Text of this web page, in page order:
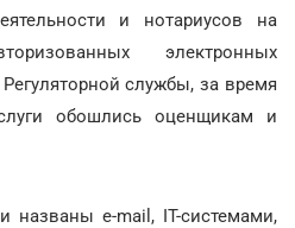
и нотариусов на
электронных
службы, за время
обошлись оценщикам и
е-mail, IT-системами,